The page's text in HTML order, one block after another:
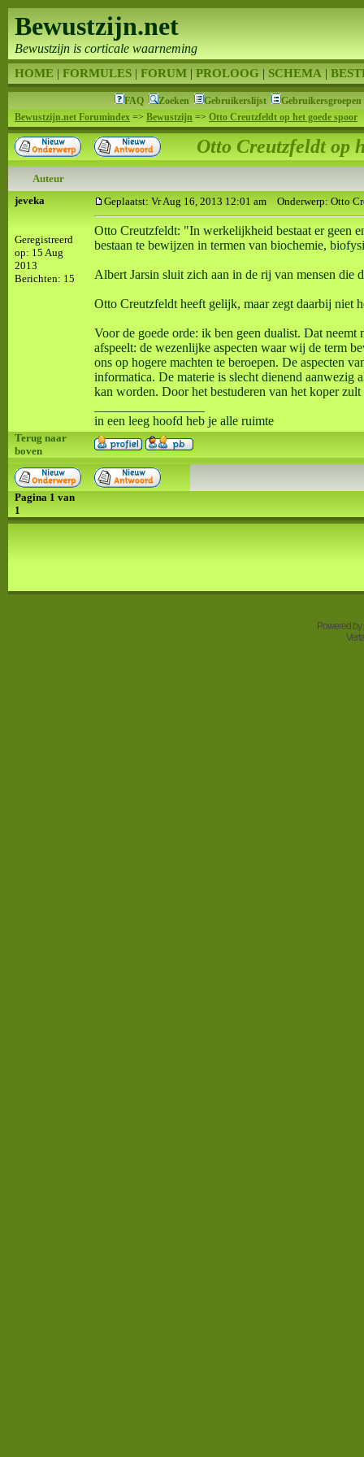
FAQ Zoeken Gebruikerslijst
Gebruikersgroepen
Bewustzijn.net Forumindex => Bewustzijn => Otto Creutzfeldt op het goede spoor
Otto Creutzfeldt op
Auteur
jeveka
Geregistreerd
op: 15 Aug
2013
Berichten: 15
Geplaatst: Vr Aug 16, 2013 12:01 am Onderwerp: Otto
Otto Creutzfeldt: "In werkelijkheid bestaat er geen
bestaan te bewijzen in termen van biochemie,
Albert Jarsin sluit zich aan in de rij van mensen
Otto Creutzfeldt heeft gelijk, maar zegt daarbij niet
Voor de goede orde: ik ben geen dualist. Dat
afspeelt: de wezenlijke aspecten waar wij de term
ons op hogere machten te beroepen. De aspecten
informatica. De materie is slecht dienend aanwezig
kan worden. Door het bestuderen van het koper
in een leeg hoofd heb je alle ruimte
Terug naar
boven
Pagina 1 van
1
Powered by
Bewustzijn.net
Bewustzijn is corticale waarneming
HOME | FORMULES | FORUM | PROLOOG | SCHEMA |